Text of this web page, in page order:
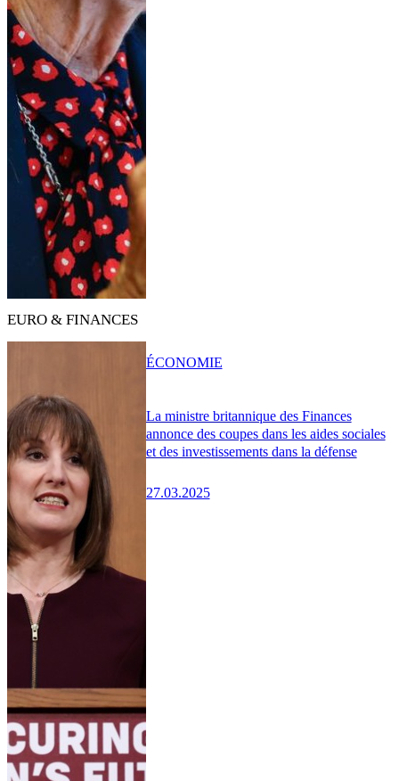
EURO & FINANCES
La ministre britannique des Finances
annonce des coupes dans les aides sociales
et des investissements dans la défense
27.03.2025
ÉCONOMIE